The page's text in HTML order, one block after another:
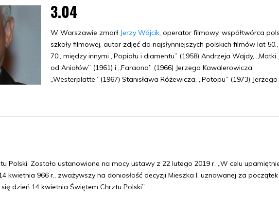
3.04
W Warszawie zmarł Jerzy Wójcik, operator filmowy, współtwórca
szkoły filmowej, autor zdjęć do najsłynniejszych polskich filmów lat 50.,
70., między innymi „Popiołu i diamentu” (1958) Andrzeja Wajdy, „Matki
od Aniołów” (1961) i „Faraona” (1966) Jerzego Kawalerowicza,
„Westerplatte” (1967) Stanisława Różewicza, „Potopu” (1973) Jerzego
Polski. Zostało ustanowione na mocy ustawy z 22 lutego 2019 r. „W celu
kwietnia 966 r., zważywszy na doniosłość decyzji Mieszka I, uznawanej za początek
dzień 14 kwietnia Świętem Chrztu Polski”